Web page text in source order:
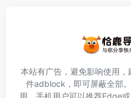
本站有广告，避免影响使用
件adblock ，即可屏蔽全部
用。手机用户可以推荐Edge